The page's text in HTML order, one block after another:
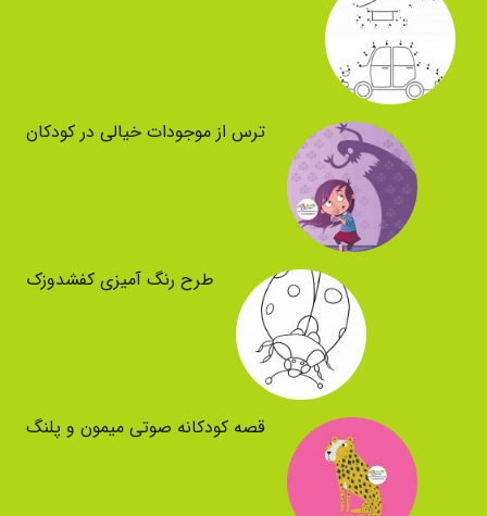
ترس از موجودات خیالی در کودکان
طرح رنگ آمیزی کفشدوزک
قصه کودکانه صوتی میمون و پلنگ